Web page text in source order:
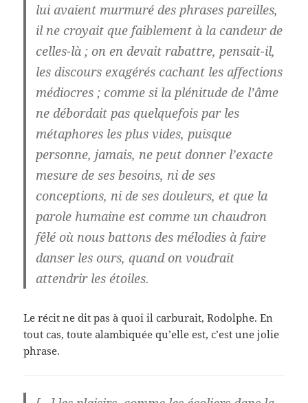
lui avaient murmuré des phrases pareilles,
il ne croyait que faiblement à la candeur de
celles-là ; on en devait rabattre, pensait-il,
les discours exagérés cachant les affections
médiocres ; comme si la plénitude de l’âme
ne débordait pas quelquefois par les
métaphores les plus vides, puisque
personne, jamais, ne peut donner l’exacte
mesure de ses besoins, ni de ses
conceptions, ni de ses douleurs, et que la
parole humaine est comme un chaudron
fêlé où nous battons des mélodies à faire
danser les ours, quand on voudrait
attendrir les étoiles.
Le récit ne dit pas à quoi il carburait, Rodolphe. En
tout cas, toute alambiquée qu’elle est, c’est une jolie
phrase.